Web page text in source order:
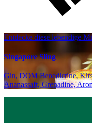
Entdecke diese lebendige
Singapore Sling
Gin, DOM Benedictine,
Ananassaft, Grenadine,